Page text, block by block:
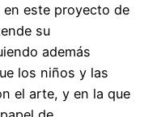
en este proyecto de
su
además
los niños y las
el arte, y en la que